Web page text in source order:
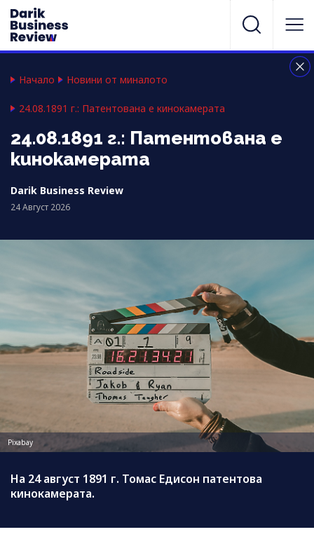
Начало Новини от миналото
24.08.1891 г.: Патентована е кинокамерата
Pixabay
24.08.1891 г.: Патентована е
кинокамерата
Darik Business Review
24 Август 2026
На 24 август 1891 г. Томас Едисон патентова
кинокамерата.